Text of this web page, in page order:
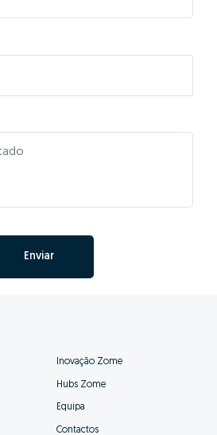
Enviar
Inovação Zome
Hubs Zome
Equipa
Contactos